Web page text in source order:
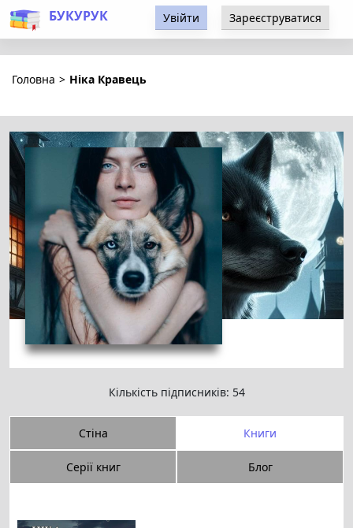
БУКУРУК Увійти Зареєструватися
Головна > Ніка Кравець
Кількість підписників: 54
Стіна Книги
Серії книг Блог